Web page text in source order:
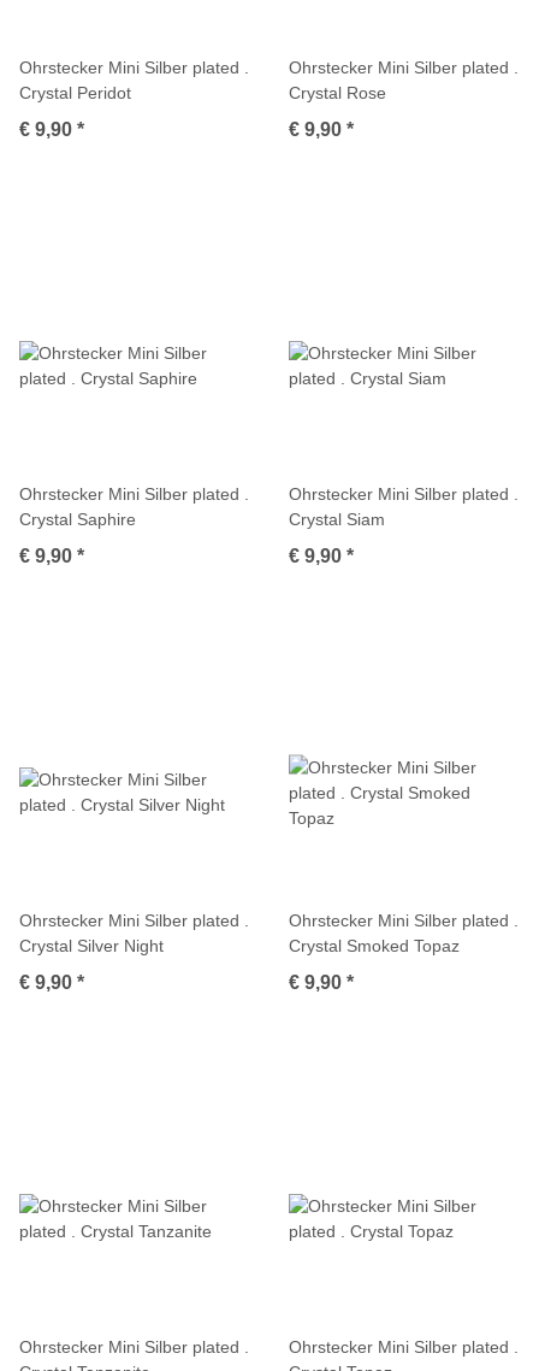
Ohrstecker Mini Silber plated .
Crystal Peridot
€ 9,90 *
Ohrstecker Mini Silber plated .
Crystal Rose
€ 9,90 *
Ohrstecker Mini Silber plated .
Crystal Saphire
€ 9,90 *
Ohrstecker Mini Silber plated .
Crystal Siam
€ 9,90 *
Ohrstecker Mini Silber plated .
Crystal Silver Night
€ 9,90 *
Ohrstecker Mini Silber plated .
Crystal Smoked Topaz
€ 9,90 *
Ohrstecker Mini Silber plated .
Ohrstecker Mini Silber plated .